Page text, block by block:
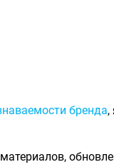
бренда,